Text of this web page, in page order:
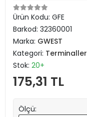
Ürün Kodu: GFE
Barkod: 32360001
Marka: GWEST
Kategori: Terminaller
Stok: 20+
175,31 TL
Ölçü: